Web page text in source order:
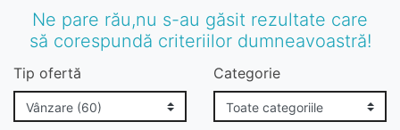
Ne pare rău,nu s-au găsit rezultate care
să corespundă criteriilor dumneavoastră!
Tip ofertă Categorie